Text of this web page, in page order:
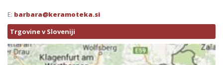
E: barbara@keramoteka.si
Trgovine v Sloveniji